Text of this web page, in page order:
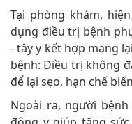
Tại phòng khám,
dụng điều trị bệnh
- tây y kết hợp mang
bệnh: Điều trị không
để lại sẹo, hạn chế
Ngoài ra, người